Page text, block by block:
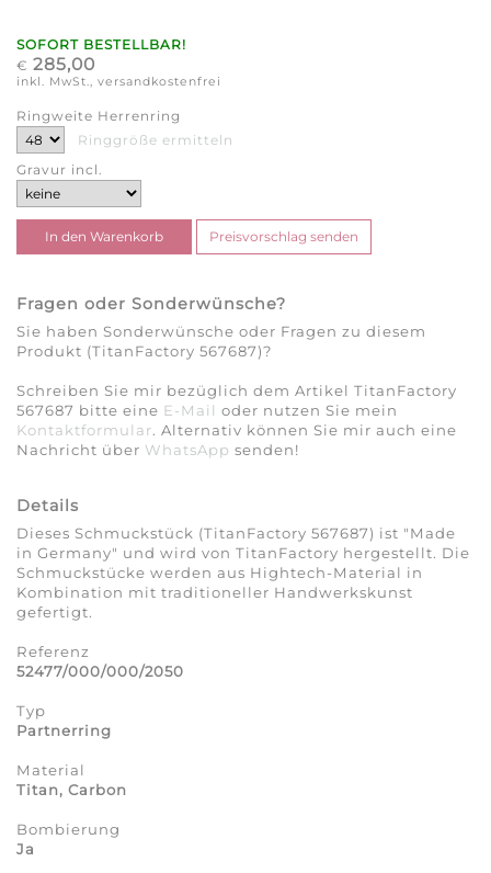
SOFORT BESTELLBAR!
€ 285,00
inkl. MwSt., versandkostenfrei
Ringweite Herrenring
Ringgröße ermitteln
Gravur incl.
Fragen oder Sonderwünsche?
Sie haben Sonderwünsche oder Fragen zu diesem
Produkt (TitanFactory 567687)?
Schreiben Sie mir bezüglich dem Artikel TitanFactory
567687 bitte eine E-Mail oder nutzen Sie mein
Kontaktformular. Alternativ können Sie mir auch eine
Nachricht über WhatsApp senden!
Details
Dieses Schmuckstück (TitanFactory 567687) ist "Made
in Germany" und wird von TitanFactory hergestellt. Die
Schmuckstücke werden aus Hightech-Material in
Kombination mit traditioneller Handwerkskunst
gefertigt.
Referenz
52477/000/000/2050
Typ
Partnerring
Material
Titan, Carbon
Bombierung
Ja